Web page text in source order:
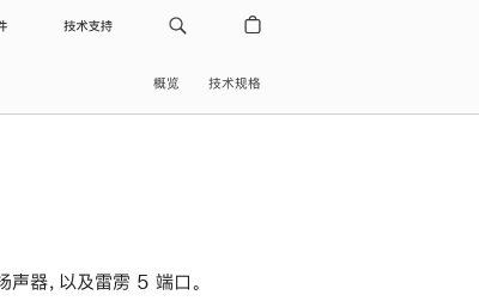
技术支持
概览 技术规格
器，以及雷雳 5 端口。